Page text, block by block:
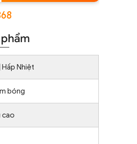
Nhiệt
bóng
cao